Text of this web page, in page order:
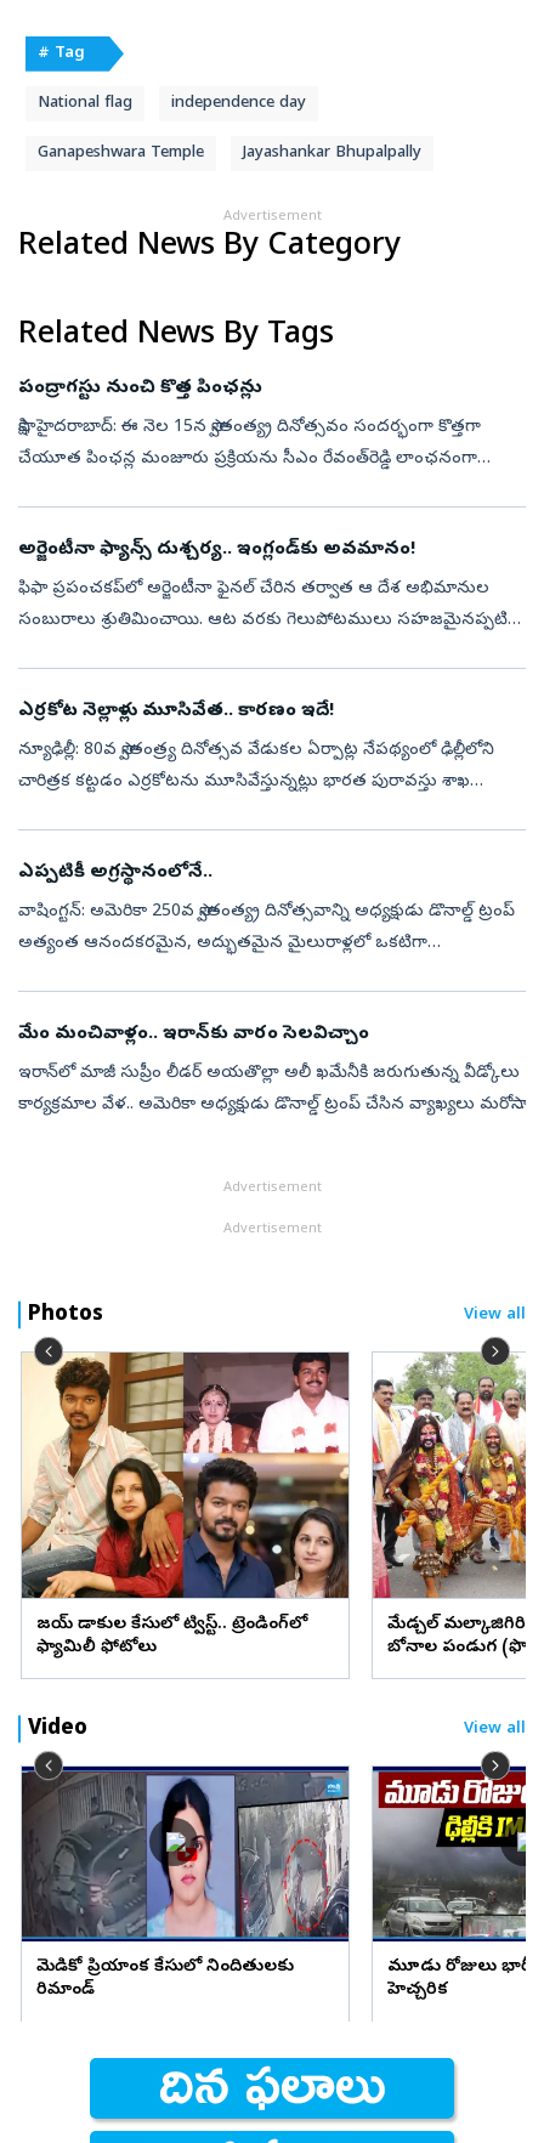
# Tag
National flag independence day
Ganapeshwara Temple Jayashankar Bhupalpally
Advertisement
Related News By Category
Related News By Tags
పంద్రాగస్టు నుంచి కొత్త పింఛన్లు
సాక్షి, హైదరాబాద్‌: ఈ నెల 15న స్వాతంత్య్ర దినోత్సవం సందర్భంగా కొత్తగా
చేయూత పింఛన్ల మంజూరు ప్రక్రియను సీఎం రేవంత్‌రెడ్డి లాంఛనంగా
అర్జెంటీనా ఫ్యాన్స్‌ దుశ్చర్య.. ఇంగ్లండ్‌కు అవమానం!
ఫిఫా ప్ర‌పంచ‌క‌ప్‌లో అర్జెంటీనా ఫైన‌ల్ చేరిన త‌ర్వాత ఆ దేశ అభిమానుల
సంబురాలు శ్రుతిమించాయి. ఆట వ‌ర‌కు గెలుపోట‌ములు స‌హ‌జ‌మైన‌ప్ప‌టికీ
ఎర్రకోట నెల్లాళ్లు మూసివేత.. కారణం ఇదే!
న్యూఢిల్లీ: 80వ స్వాతంత్ర్య దినోత్సవ వేడుకల ఏర్పాట్ల నేపథ్యంలో ఢిల్లీలోని
చారిత్రక కట్టడం ఎర్రకోటను మూసివేస్తున్నట్లు భారత పురావస్తు శాఖ
ఎప్పటికీ అగ్రస్థానంలోనే..
వాషింగ్టన్‌: అమెరికా 250వ స్వాతంత్య్ర దినోత్సవాన్ని అధ్యక్షుడు డొనాల్డ్‌ ట్రంప్‌
అత్యంత ఆనందకరమైన, అద్భుతమైన మైలురాళ్లలో ఒకటిగా
మేం మంచివాళ్లం.. ఇరాన్‌కు వారం సెలవిచ్చాం
ఇరాన్‌లో మాజీ సుప్రీం లీడర్ అయతొల్లా అలీ ఖమేనీకి జరుగుతున్న వీడ్కోలు
కార్యక్రమాల వేళ.. అమెరికా అధ్యక్షుడు డొనాల్డ్ ట్రంప్ చేసిన వ్యాఖ్యలు మరోసారి
Advertisement
Advertisement
Photos View all
విజయ్ విడాకుల కేసులో ట్విస్ట్.. ట్రెండింగ్‌లో
ఫ్యామిలీ ఫోటోలు
మేడ్చల్ మల్కాజిగిరి
బోనాల పండుగ
Video View all
మెడికో ప్రియాంక కేసులో నిందితులకు
రిమాండ్
మూడు రోజులు భారీ
హెచ్చరిక